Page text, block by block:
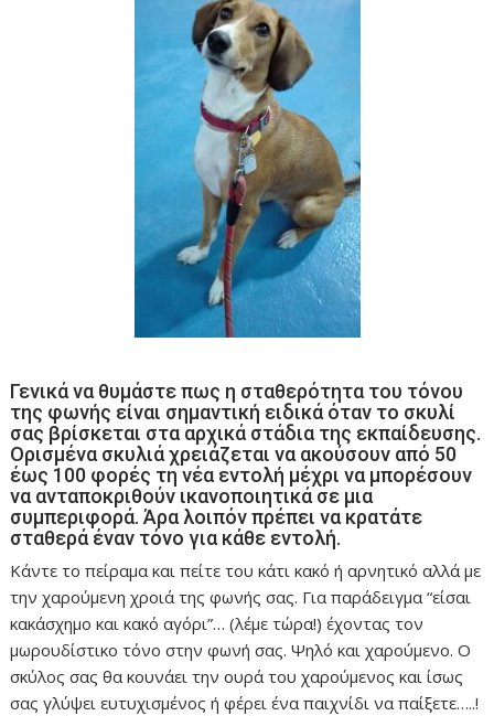
Γενικά να θυμάστε πως η σταθερότητα του τόνου
της φωνής είναι σημαντική ειδικά όταν το σκυλί
σας βρίσκεται στα αρχικά στάδια της εκπαίδευσης.
Ορισμένα σκυλιά χρειάζεται να ακούσουν από 50
έως 100 φορές τη νέα εντολή μέχρι να μπορέσουν
να ανταποκριθούν ικανοποιητικά σε μια
συμπεριφορά. Άρα λοιπόν πρέπει να κρατάτε
σταθερά έναν τόνο για κάθε εντολή.
Κάντε το πείραμα και πείτε του κάτι κακό ή αρνητικό αλλά με
την χαρούμενη χροιά της φωνής σας. Για παράδειγμα “είσαι
κακάσχημο και κακό αγόρι”… (λέμε τώρα!) έχοντας τον
μωρουδίστικο τόνο στην φωνή σας. Ψηλό και χαρούμενο. Ο
σκύλος σας θα κουνάει την ουρά του χαρούμενος και ίσως
σας γλύψει ευτυχισμένος ή φέρει ένα παιχνίδι να παίξετε…..!